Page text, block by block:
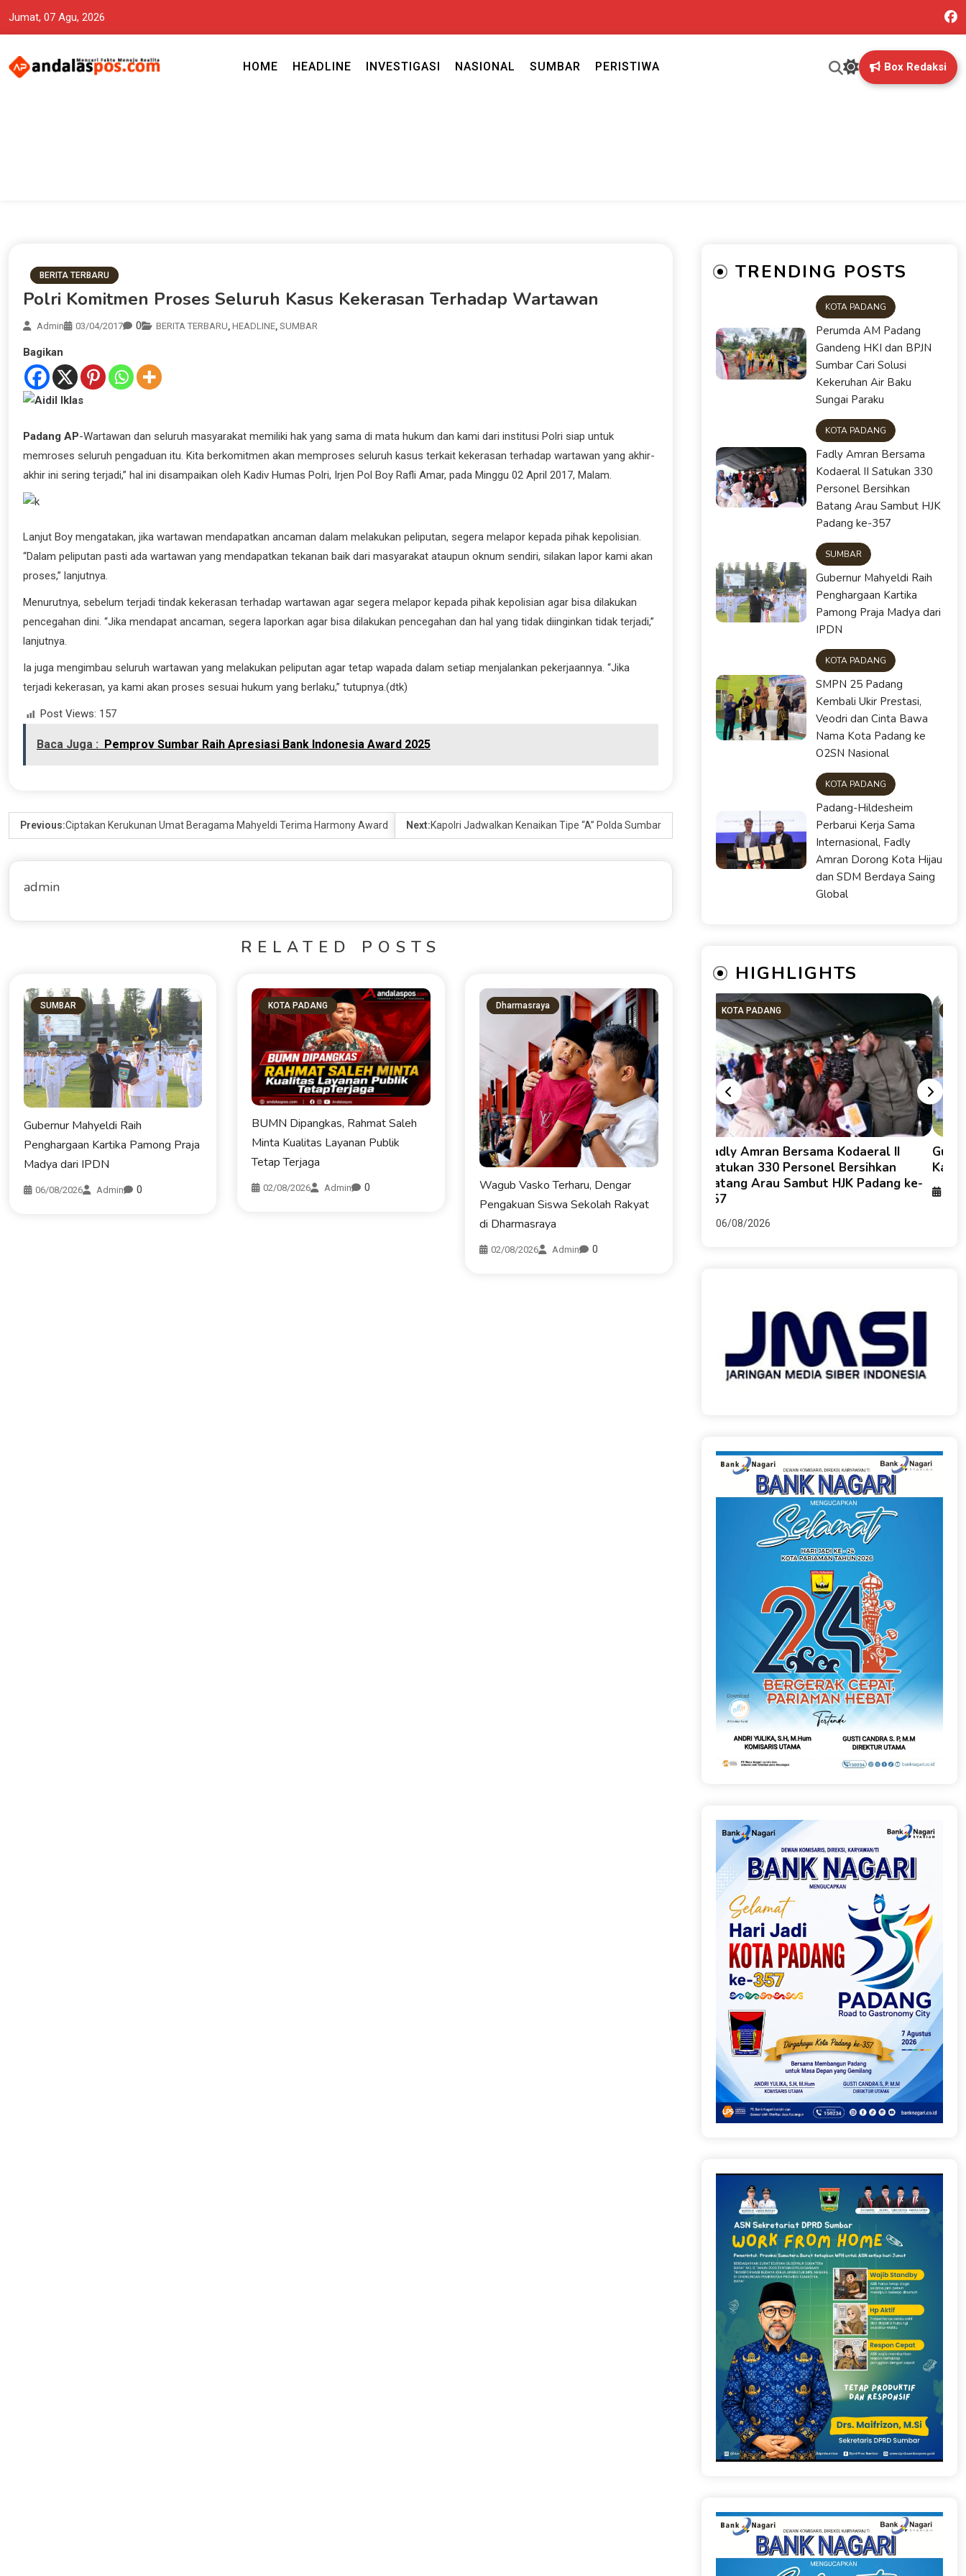
Jumat, 07 Agu, 2026
HOME HEADLINE INVESTIGASI NASIONAL SUMBAR PERISTIWA Box Redaksi
BERITA TERBARU
Polri Komitmen Proses Seluruh Kasus Kekerasan Terhadap Wartawan
Admin 03/04/2017 0 BERITA TERBARU, HEADLINE, SUMBAR
Bagikan
Padang AP-Wartawan dan seluruh masyarakat memiliki hak yang sama di mata hukum dan kami dari institusi Polri siap untuk
memroses seluruh pengaduan itu. Kita berkomitmen akan memproses seluruh kasus terkait kekerasan terhadap wartawan yang akhir-
akhir ini sering terjadi,” hal ini disampaikan oleh Kadiv Humas Polri, Irjen Pol Boy Rafli Amar, pada Minggu 02 April 2017, Malam.
Lanjut Boy mengatakan, jika wartawan mendapatkan ancaman dalam melakukan peliputan, segera melapor kepada pihak kepolisian.
“Dalam peliputan pasti ada wartawan yang mendapatkan tekanan baik dari masyarakat ataupun oknum sendiri, silakan lapor kami akan
proses,” lanjutnya.
Menurutnya, sebelum terjadi tindak kekerasan terhadap wartawan agar segera melapor kepada pihak kepolisian agar bisa dilakukan
pencegahan dini. “Jika mendapat ancaman, segera laporkan agar bisa dilakukan pencegahan dan hal yang tidak diinginkan tidak terjadi,”
lanjutnya.
Ia juga mengimbau seluruh wartawan yang melakukan peliputan agar tetap wapada dalam setiap menjalankan pekerjaannya. “Jika
terjadi kekerasan, ya kami akan proses sesuai hukum yang berlaku,” tutupnya.(dtk)
Post Views: 157
Baca Juga : Pemprov Sumbar Raih Apresiasi Bank Indonesia Award 2025
Previous:Ciptakan Kerukunan Umat Beragama Mahyeldi Terima Harmony Award Next:Kapolri Jadwalkan Kenaikan Tipe “A” Polda Sumbar
admin
RELATED POSTS
SUMBAR
Gubernur Mahyeldi Raih
Penghargaan Kartika Pamong Praja
Madya dari IPDN
06/08/2026 Admin 0
KOTA PADANG
BUMN Dipangkas, Rahmat Saleh
Minta Kualitas Layanan Publik
Tetap Terjaga
02/08/2026 Admin 0
Dharmasraya
Wagub Vasko Terharu, Dengar
Pengakuan Siswa Sekolah Rakyat
di Dharmasraya
02/08/2026 Admin 0
TRENDING POSTS
KOTA PADANG
Perumda AM Padang
Gandeng HKI dan BPJN
Sumbar Cari Solusi
Kekeruhan Air Baku
Sungai Paraku
KOTA PADANG
Fadly Amran Bersama
Kodaeral II Satukan 330
Personel Bersihkan
Batang Arau Sambut HJK
Padang ke-357
SUMBAR
Gubernur Mahyeldi Raih
Penghargaan Kartika
Pamong Praja Madya dari
IPDN
KOTA PADANG
SMPN 25 Padang
Kembali Ukir Prestasi,
Veodri dan Cinta Bawa
Nama Kota Padang ke
O2SN Nasional
KOTA PADANG
Padang-Hildesheim
Perbarui Kerja Sama
Internasional, Fadly
Amran Dorong Kota Hijau
dan SDM Berdaya Saing
Global
HIGHLIGHTS
KOTA PADANG
Perumda AM Padang Gandeng HKI dan
BPJN Sumbar Cari Solusi Kekeruhan
Air Baku Sungai Paraku
06/08/2026
KOTA PADANG
Fadly Amran Bersama Kodaeral II
Satukan 330 Personel Bersihkan
Batang Arau Sambut HJK Padang ke-
357
06/08/2026